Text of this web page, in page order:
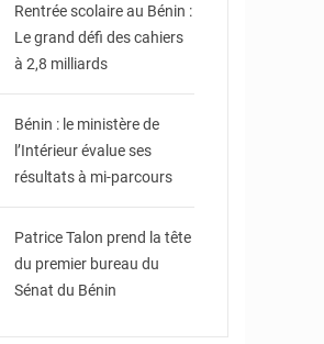
Rentrée scolaire au Bénin :
Le grand défi des cahiers
à 2,8 milliards
Bénin : le ministère de
l’Intérieur évalue ses
résultats à mi-parcours
Patrice Talon prend la tête
du premier bureau du
Sénat du Bénin